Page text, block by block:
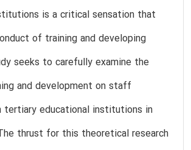
is a critical sensation that
of training and developing
seeks to carefully examine the
and development on staff
tertiary educational institutions in
thrust for this theoretical research